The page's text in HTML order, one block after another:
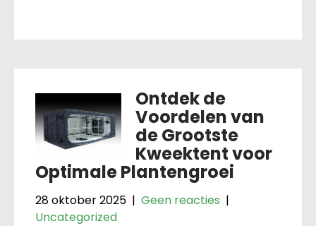
Ontdek de
Voordelen van
de Grootste
Kweektent voor
Optimale Plantengroei
28 oktober 2025 | Geen reacties |
Uncategorized